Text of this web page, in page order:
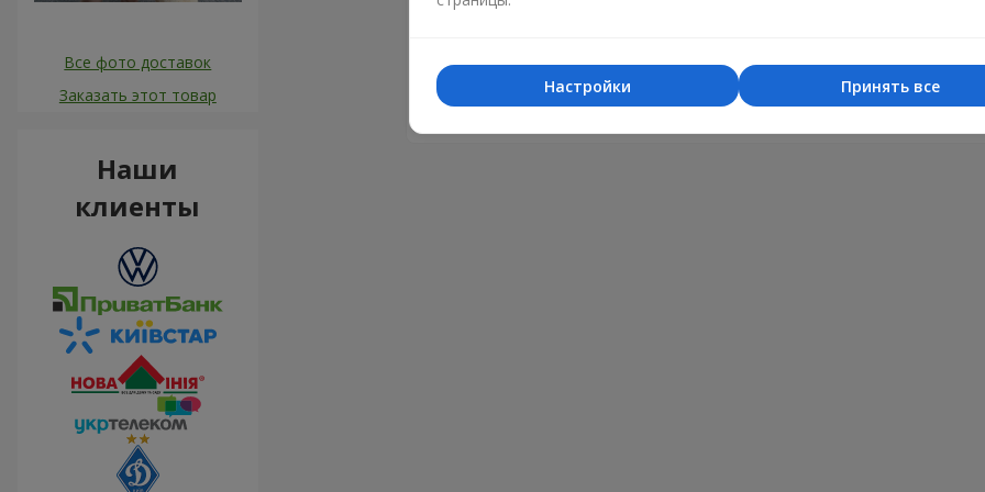
супровід менеджера (виникла проблемка при сплаті) - все чудово і швидко
вирішилось, і на наступний день було вже відправлено. Не перший раз
Все дуже подобається. Дякую!!
Все фото доставок
Заказать этот товар
Наши
клиенты
Принять все
Настройки